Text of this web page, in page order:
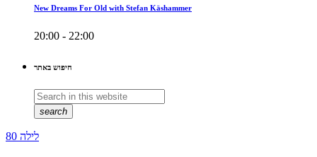
New Dreams For Old with Stefan Käshammer
20:00 - 22:00
חיפוש באתר
search
לילה 80